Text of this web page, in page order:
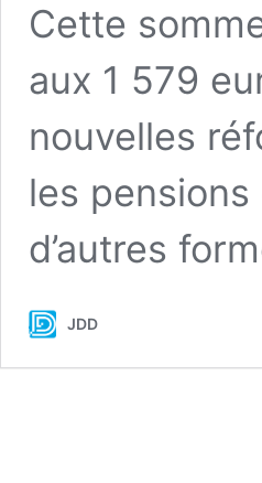
Cette
aux 1 579
nouvelles
les
d’autres
JDD